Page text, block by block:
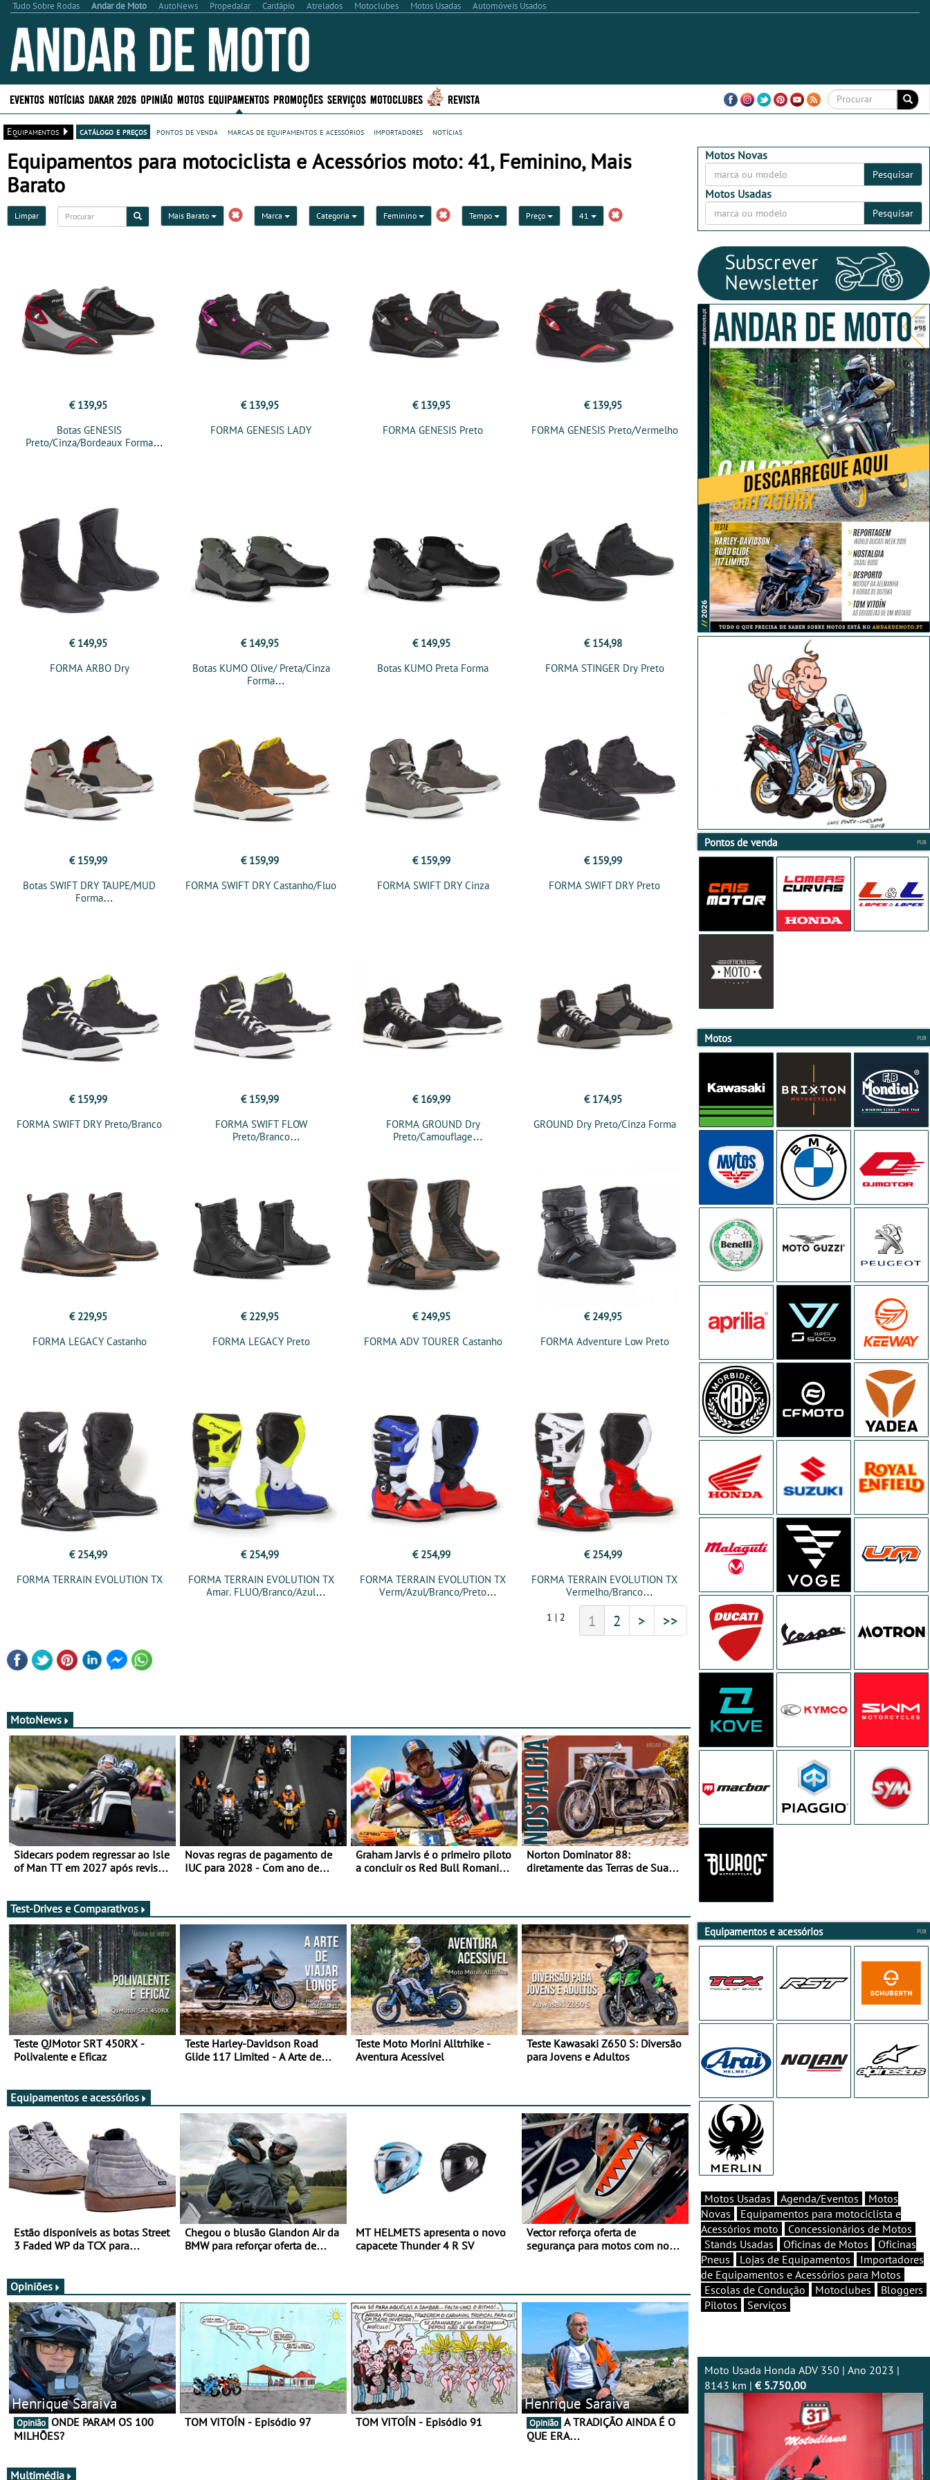
Tudo Sobre Rodas Andar de Moto AutoNews Propedalar Cardápio Atrelados Motoclubes Motos Usadas Automóveis Usados
EVENTOS NOTÍCIAS DAKAR 2026 OPINIÃO MOTOS EQUIPAMENTOS PROMOÇÕES SERVIÇOS MOTOCLUBES REVISTA
Equipamentos catálogo e preços pontos de venda marcas de equipamentos e acessórios importadores notícias
Equipamentos para motociclista e Acessórios moto: 41, Feminino, Mais
Barato
Limpar Mais Barato Marca Categoria Feminino Tempo Preço 41
€ 139,95
Botas GENESIS
Preto/Cinza/Bordeaux Forma
€ 139,95
FORMA GENESIS LADY
€ 139,95
FORMA GENESIS Preto
€ 139,95
FORMA GENESIS Preto/Vermelho
€ 149,95
FORMA ARBO Dry
€ 149,95
Botas KUMO Olive/ Preta/Cinza
Forma
€ 149,95
Botas KUMO Preta Forma
€ 154,98
FORMA STINGER Dry Preto
€ 159,99
Botas SWIFT DRY TAUPE/MUD
Forma
€ 159,99
FORMA SWIFT DRY Castanho/Fluo
€ 159,99
FORMA SWIFT DRY Cinza
€ 159,99
FORMA SWIFT DRY Preto
€ 159,99
FORMA SWIFT DRY Preto/Branco
€ 159,99
FORMA SWIFT FLOW
Preto/Branco
€ 169,99
FORMA GROUND Dry
Preto/Camouflage
€ 174,95
GROUND Dry Preto/Cinza Forma
€ 229,95
FORMA LEGACY Castanho
€ 229,95
FORMA LEGACY Preto
€ 249,95
FORMA ADV TOURER Castanho
€ 249,95
FORMA Adventure Low Preto
€ 254,99
FORMA TERRAIN EVOLUTION TX
€ 254,99
FORMA TERRAIN EVOLUTION TX
Amar. FLUO/Branco/Azul
€ 254,99
FORMA TERRAIN EVOLUTION TX
Verm/Azul/Branco/Preto
€ 254,99
FORMA TERRAIN EVOLUTION TX
Vermelho/Branco
1 | 2 1 2 > >>
MotoNews
Sidecars podem regressar ao Isle
of Man TT em 2027 após revisão
Novas regras de pagamento de
IUC para 2028 - Com ano de
Graham Jarvis é o primeiro piloto
a concluir os Red Bull Romaniacs
Norton Dominator 88:
diretamente das Terras de Sua
Test-Drives e Comparativos
Teste QJMotor SRT 450RX -
Polivalente e Eficaz
Teste Harley-Davidson Road
Glide 117 Limited - A Arte de
Teste Moto Morini Alltrhike -
Aventura Acessível
Teste Kawasaki Z650 S: Diversão
para Jovens e Adultos
Equipamentos e acessórios
Estão disponíveis as botas Street
3 Faded WP da TCX para
Chegou o blusão Glandon Air da
BMW para reforçar oferta de
MT HELMETS apresenta o novo
capacete Thunder 4 R SV
Vector reforça oferta de
segurança para motos com nova
Opiniões
Henrique Saraiva
Opinião
MILHÕES?
TOM VITOÍN - Episódio 97 TOM VITOÍN - Episódio 91
Henrique Saraiva
Opinião
QUE ERA…
Multimédia
Motos Novas
Pesquisar
Motos Usadas
Pesquisar
Pontos de venda
Motos
Equipamentos e acessórios
Motos Usadas Agenda/Eventos
Motos
Novas
Equipamentos para motociclista e
Acessórios moto
Concessionários de Motos
Stands Usadas
Oficinas de Motos
Oficinas
Pneus
Lojas de Equipamentos
Importadores
de Equipamentos e Acessórios para Motos
Escolas de Condução
Motoclubes
Bloggers
Pilotos
Serviços
Moto Usada Honda ADV 350 | Ano 2023 |
8143 km | € 5.750,00